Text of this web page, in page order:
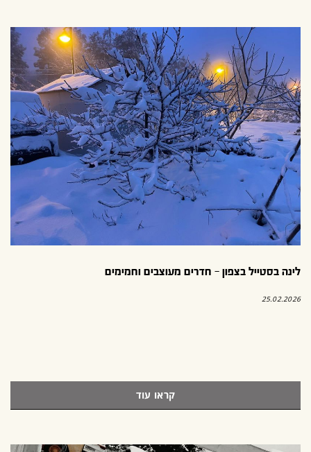
לינה בסטייל בצפון – חדרים מעוצבים וחמימים
25.02.2026
קראו עוד